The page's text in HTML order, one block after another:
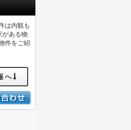
は内観も
がある物
件をご紹
へ